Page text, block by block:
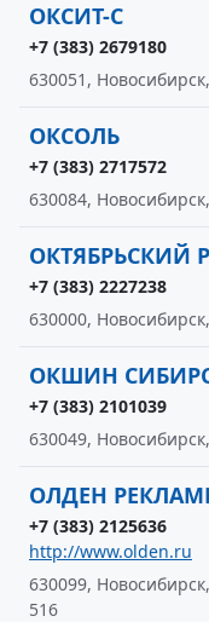
ОКСИТ-С
+7 (383) 2679180
630051,
ОКСОЛЬ
+7 (383) 2717572
630084,
ОКТЯБРЬСКИЙ
+7 (383) 2227238
630000,
ОКШИН
+7 (383) 2101039
630049,
ОЛДЕН
+7 (383) 2125636
http://www.olden.ru
630099,
516